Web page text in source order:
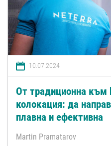
10.07.2024
От традиционнa към
колокация: да
плавна и ефективна
Martin Pramatarov